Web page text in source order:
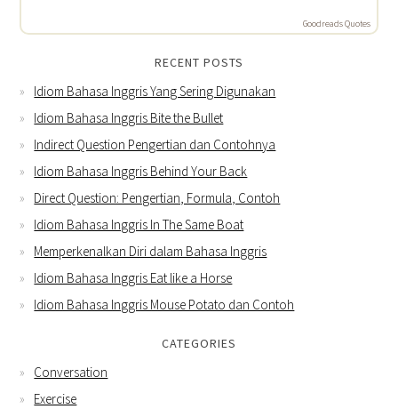
Goodreads Quotes
RECENT POSTS
Idiom Bahasa Inggris Yang Sering Digunakan
Idiom Bahasa Inggris Bite the Bullet
Indirect Question Pengertian dan Contohnya
Idiom Bahasa Inggris Behind Your Back
Direct Question: Pengertian, Formula, Contoh
Idiom Bahasa Inggris In The Same Boat
Memperkenalkan Diri dalam Bahasa Inggris
Idiom Bahasa Inggris Eat like a Horse
Idiom Bahasa Inggris Mouse Potato dan Contoh
CATEGORIES
Conversation
Exercise